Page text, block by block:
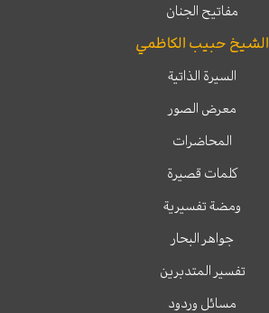
مفاتيح الجنان
الشيخ حبيب الكاظمي
السيرة الذاتية
معرض الصور
المحاضرات
كلمات قصيرة
ومضة تفسيرية
جواهر البحار
تفسير المتدبرين
مسائل وردود